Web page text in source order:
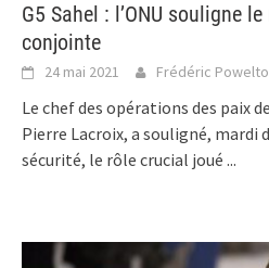
G5 Sahel : l’ONU souligne
conjointe
24 mai 2021 Frédéric
Le chef des opérations des paix
Pierre Lacroix, a souligné, mardi
sécurité, le rôle crucial joué ...